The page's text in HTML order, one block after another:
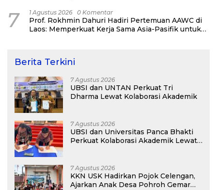
7 1 Agustus 2026 0 Komentar
Prof. Rokhmin Dahuri Hadiri Pertemuan AAWC di
Laos: Memperkuat Kerja Sama Asia-Pasifik untuk
Berita Terkini
7 Agustus 2026
UBSI dan UNTAN Perkuat Tri
Dharma Lewat Kolaborasi Akademik
7 Agustus 2026
UBSI dan Universitas Panca Bhakti
Perkuat Kolaborasi Akademik Lewat
7 Agustus 2026
KKN USK Hadirkan Pojok Celengan,
Ajarkan Anak Desa Pohroh Gemar